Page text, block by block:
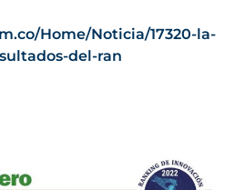
Home/Noticia/17320-la-
del-ran